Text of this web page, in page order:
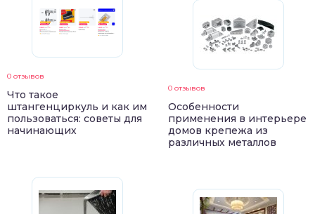
0 отзывов
Что такое
штангенциркуль и как им
пользоваться: советы для
начинающих
0 отзывов
Особенности
применения в интерьере
домов крепежа из
различных металлов